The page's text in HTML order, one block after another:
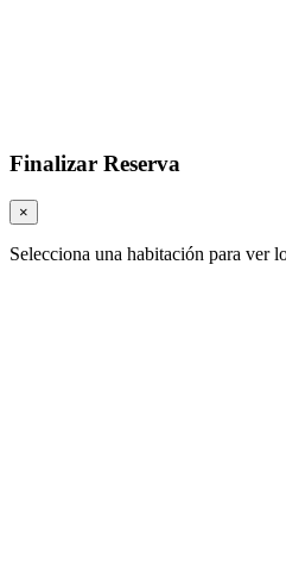
Finalizar Reserva
×
Selecciona una habitación para ver